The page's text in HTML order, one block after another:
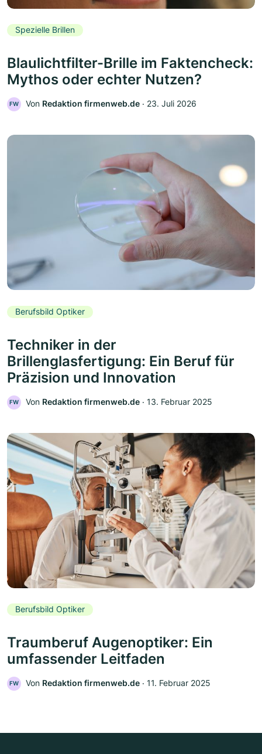
Spezielle Brillen
Blaulichtfilter-Brille im Faktencheck:
Mythos oder echter Nutzen?
FW Von Redaktion firmenweb.de ‧ 23. Juli 2026
Berufsbild Optiker
Techniker in der
Brillenglasfertigung: Ein Beruf für
Präzision und Innovation
FW Von Redaktion firmenweb.de ‧ 13. Februar 2025
Berufsbild Optiker
Traumberuf Augenoptiker: Ein
umfassender Leitfaden
FW Von Redaktion firmenweb.de ‧ 11. Februar 2025